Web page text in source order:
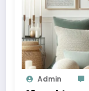
Admin